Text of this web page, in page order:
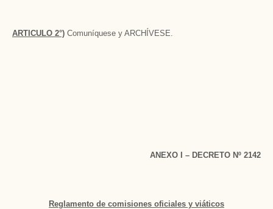
ARTICULO 2°) Comuníquese y ARCHÍVESE.
ANEXO I – DECRETO Nº 2142
Reglamento de comisiones oficiales y viáticos